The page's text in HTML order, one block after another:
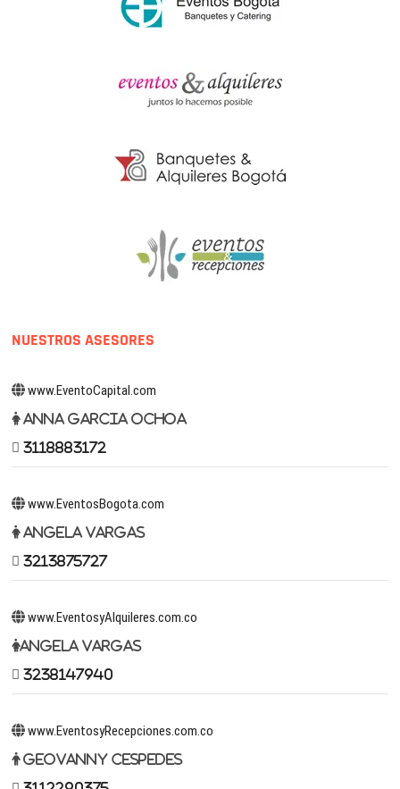
NUESTROS ASESORES
www.EventoCapital.com
Anna Garcia Ochoa
3118883172
www.EventosBogota.com
Angela Vargas
3213875727
www.EventosyAlquileres.com.co
Angela Vargas
3238147940
www.EventosyRecepciones.com.co
Geovanny Cespedes